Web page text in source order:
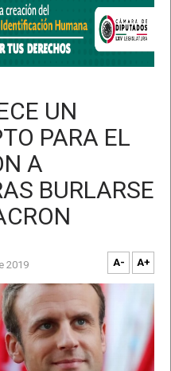
UN
PARA EL
A
BURLARSE
2019 A- A+